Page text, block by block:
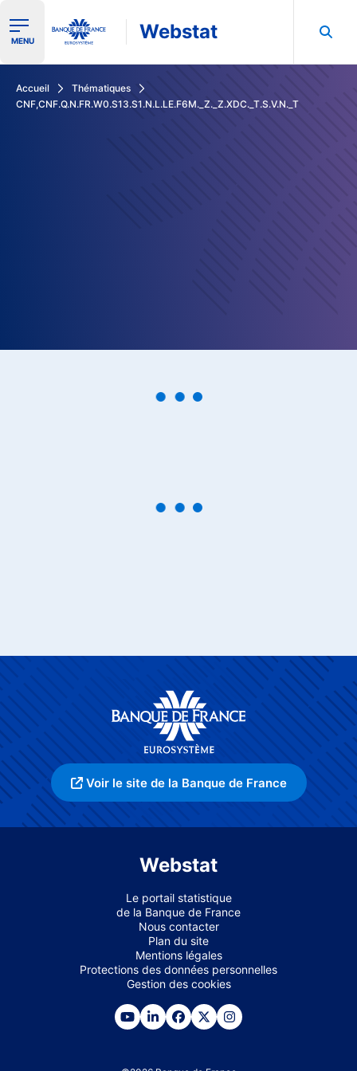
Ouvrir le menu de navigation
MENU Webstat
Accueil
Thématiques
CNF,CNF.Q.N.FR.W0.S13.S1.N.L.LE.F6M._Z._Z.XDC._T.S.V.N._T
Voir le site de la Banque de France
Webstat
Le portail statistique
de la Banque de France
Nous contacter
Plan du site
Mentions légales
Protections des données personnelles
Gestion des cookies